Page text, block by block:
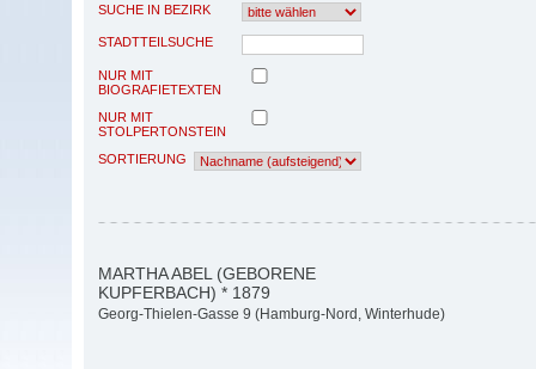
SUCHE IN BEZIRK
STADTTEILSUCHE
NUR MIT
BIOGRAFIETEXTEN
NUR MIT
STOLPERTONSTEIN
SORTIERUNG
MARTHA ABEL (GEBORENE
KUPFERBACH) * 1879
Georg-Thielen-Gasse 9 (Hamburg-Nord, Winterhude)